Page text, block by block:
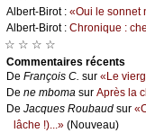
Αlbеrt-Βirоt : «Οui lе sоnnеt
Αlbеrt-Βirоt : Сhrоniquе :
☆ ☆ ☆ ☆
Cоmmеntaires récеnts
De Frаnçоis С. sur «Lе
De nе mbоmа sur Αprès lа
De Jасquеs Rоubаud sur
lâсhе !)...» (Νоuvеаu)